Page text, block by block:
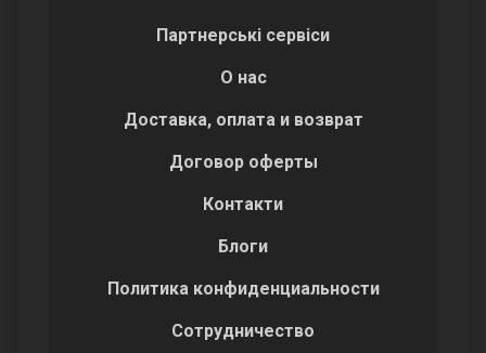
Партнерські сервіси
О нас
Доставка, оплата и возврат
Договор оферты
Контакти
Блоги
Политика конфиденциальности
Сотрудничество